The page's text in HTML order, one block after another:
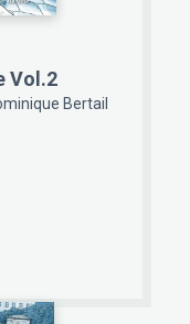
Vol.2
Bertail